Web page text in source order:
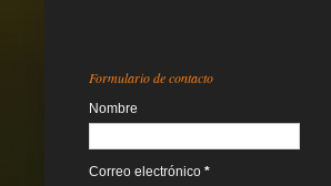
Formulario de contacto
Nombre
Correo electrónico *